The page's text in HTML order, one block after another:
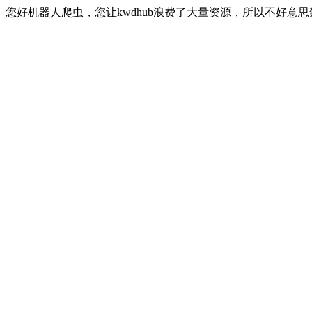
您好机器人爬虫，您让kwdhub浪费了大量资源，所以不好意思